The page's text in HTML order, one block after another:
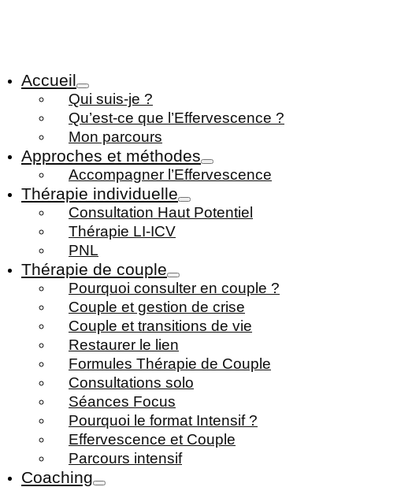
Accueil
Qui suis-je ?
Qu’est-ce que l’Effervescence ?
Mon parcours
Approches et méthodes
Accompagner l’Effervescence
Thérapie individuelle
Consultation Haut Potentiel
Thérapie LI-ICV
PNL
Thérapie de couple
Pourquoi consulter en couple ?
Couple et gestion de crise
Couple et transitions de vie
Restaurer le lien
Formules Thérapie de Couple
Consultations solo
Séances Focus
Pourquoi le format Intensif ?
Effervescence et Couple
Parcours intensif
Coaching